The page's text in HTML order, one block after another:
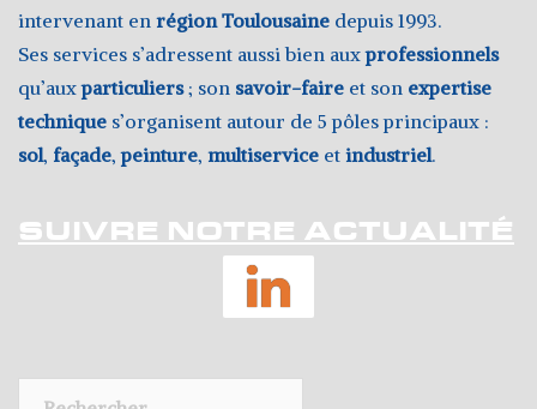
intervenant en région Toulousaine depuis 1993.
Ses services s’adressent aussi bien auxprofessionnels
qu’auxparticuliers; son savoir-faire et son expertise
technique s’organisent autour de 5 pôles principaux :
sol, façade,peinture, multiservice et industriel.
SUIVRE NOTRE ACTUALITÉ